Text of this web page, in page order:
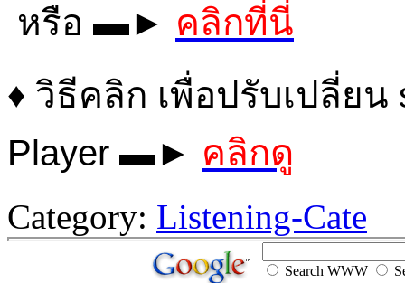
หรือ ▬► คลิกที่นี่
♦ วิธีคลิก เพื่อปรับเปลี่ยน
Player ▬► คลิกดู
Category: Listening-Cate
Search WWW